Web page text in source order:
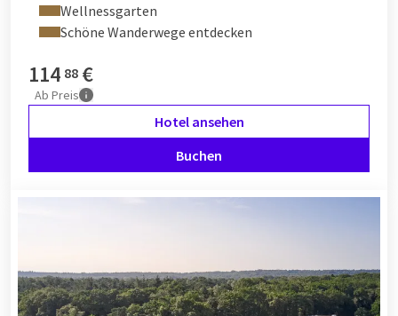
Wellnessgarten
Schöne Wanderwege entdecken
114 88 €
Ab Preis
Hotel ansehen
Buchen